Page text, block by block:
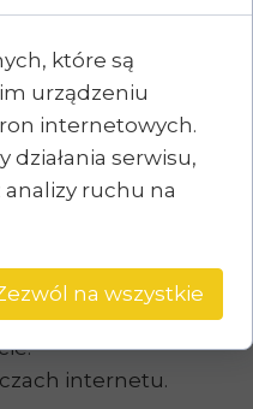
powtórkę,
wsparcie
na
wyjaśnienia i
internetu.
3.
które są
urządzeniu
internetowych.
działania serwisu,
analizy ruchu na
na wszystkie